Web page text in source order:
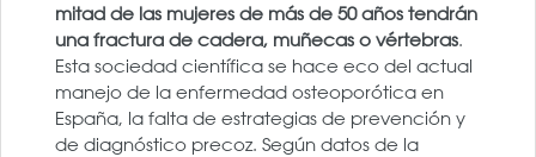
mitad de las mujeres de más de 50 años tendrán
una fractura de cadera, muñecas o vértebras.
Esta sociedad científica se hace eco del actual
manejo de la enfermedad osteoporótica en
España, la falta de estrategias de prevención y
de diagnóstico precoz. Según datos de la